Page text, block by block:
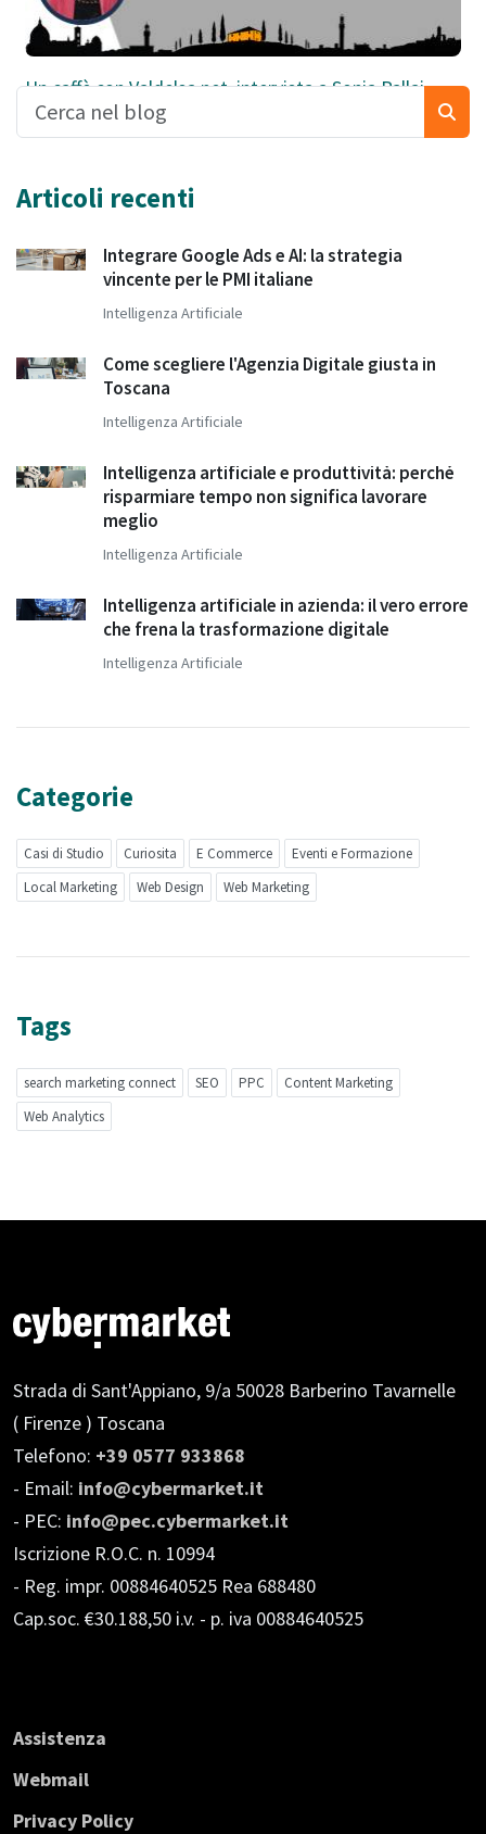
Un caffè con Valdelsa.net, intervista a Sonia Pallai
Articoli recenti
Integrare Google Ads e AI: la strategia
vincente per le PMI italiane
Intelligenza Artificiale
Come scegliere l'Agenzia Digitale giusta in
Toscana
Intelligenza Artificiale
Intelligenza artificiale e produttività: perché
risparmiare tempo non significa lavorare
meglio
Intelligenza Artificiale
Intelligenza artificiale in azienda: il vero errore
che frena la trasformazione digitale
Intelligenza Artificiale
Categorie
Casi di Studio Curiosita E Commerce
Eventi e Formazione
Local Marketing
Web Design Web Marketing
Tags
search marketing connect SEO PPC
Content Marketing
Web Analytics
Strada di Sant'Appiano, 9/a 50028 Barberino Tavarnelle
( Firenze ) Toscana
Telefono: +39 0577 933868
- Email: info@cybermarket.it
- PEC: info@pec.cybermarket.it
Iscrizione R.O.C. n. 10994
- Reg. impr. 00884640525 Rea 688480
Cap.soc. €30.188,50 i.v. - p. iva 00884640525
Assistenza
Webmail
Privacy Policy